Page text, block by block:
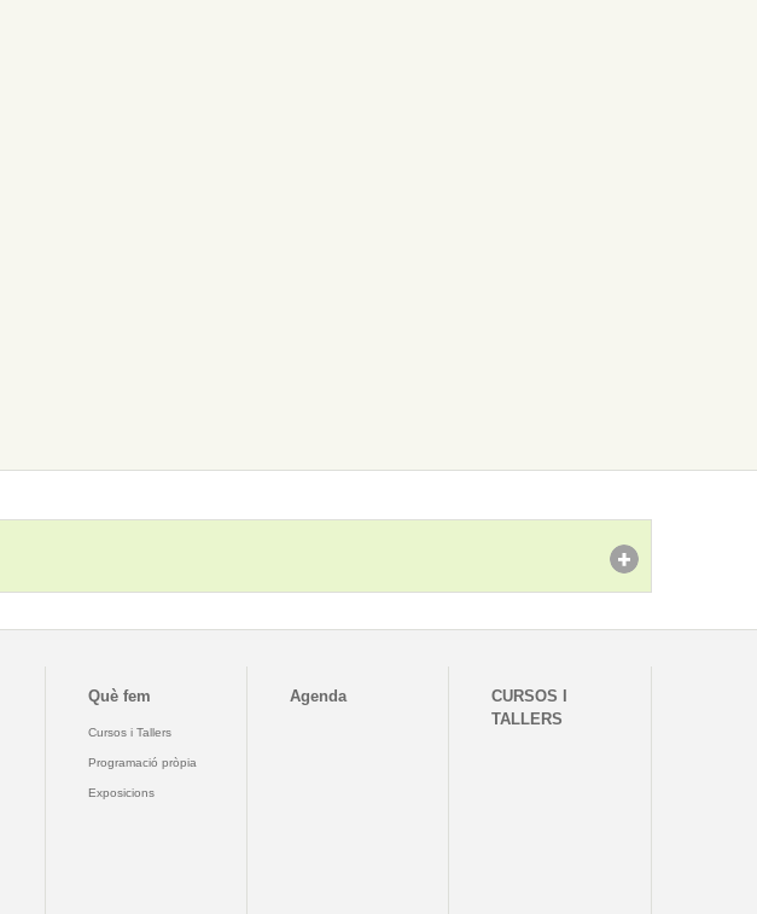
Què fem
Cursos i Tallers
Programació pròpia
Exposicions
Agenda
CURSOS I
TALLERS